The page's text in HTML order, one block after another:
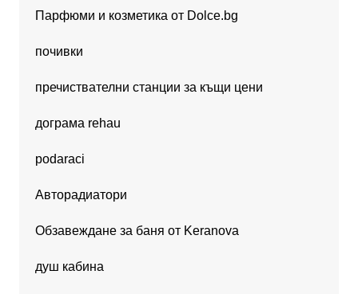
Парфюми и козметика от Dolce.bg
почивки
пречиствателни станции за къщи цени
дограма rehau
podaraci
Авторадиатори
Обзавеждане за баня от Keranova
душ кабина